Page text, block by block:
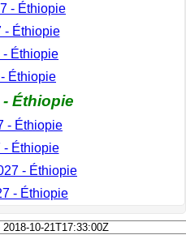
- Éthiopie
- Éthiopie
Éthiopie
Éthiopie
Éthiopie
- Éthiopie
- Éthiopie
- Éthiopie
- Éthiopie
10-21T17:33:00Z